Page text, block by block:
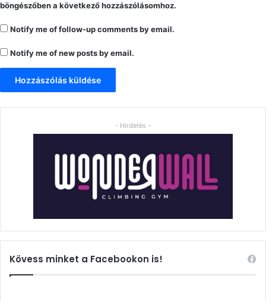
böngészőben a következő hozzászólásomhoz.
Notify me of follow-up comments by email.
Notify me of new posts by email.
- Hirdetés -
Kövess minket a Facebookon is!